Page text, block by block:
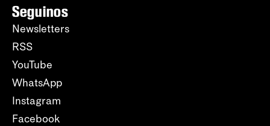
Seguinos
Newsletters
RSS
YouTube
WhatsApp
Instagram
Facebook